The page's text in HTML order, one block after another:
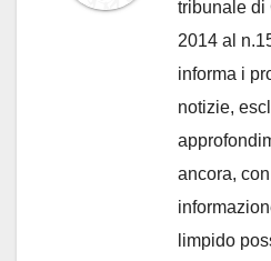
tribunale di
2014 al
informa i
notizie,
ancora,
limpido